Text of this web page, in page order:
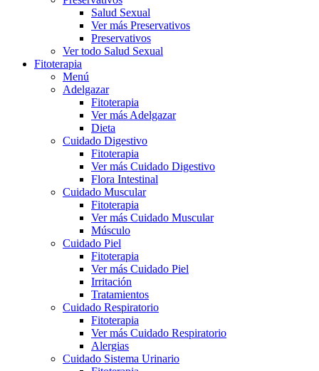
Salud Sexual
Ver más Preservativos
Preservativos
Ver todo Salud Sexual
Fitoterapia
Menú
Adelgazar
Fitoterapia
Ver más Adelgazar
Dieta
Cuidado Digestivo
Fitoterapia
Ver más Cuidado Digestivo
Flora Intestinal
Cuidado Muscular
Fitoterapia
Ver más Cuidado Muscular
Músculo
Cuidado Piel
Fitoterapia
Ver más Cuidado Piel
Irritación
Tratamientos
Cuidado Respiratorio
Fitoterapia
Ver más Cuidado Respiratorio
Alergias
Cuidado Sistema Urinario